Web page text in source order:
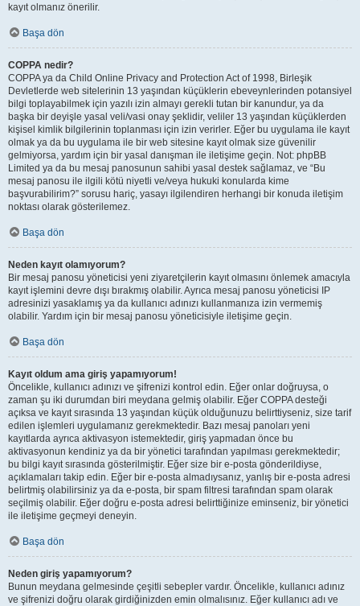
kayıt olmanız önerilir.
Başa dön
COPPA nedir?
COPPA ya da Child Online Privacy and Protection Act of 1998, Birleşik
Devletlerde web sitelerinin 13 yaşından küçüklerin ebeveynlerinden potansiyel
bilgi toplayabilmek için yazılı izin almayı gerekli tutan bir kanundur, ya da
başka bir deyişle yasal veli/vasi onay şeklidir, veliler 13 yaşından küçüklerden
kişisel kimlik bilgilerinin toplanması için izin verirler. Eğer bu uygulama ile kayıt
olmak ya da bu uygulama ile bir web sitesine kayıt olmak size güvenilir
gelmiyorsa, yardım için bir yasal danışman ile iletişime geçin. Not: phpBB
Limited ya da bu mesaj panosunun sahibi yasal destek sağlamaz, ve “Bu
mesaj panosu ile ilgili kötü niyetli ve/veya hukuki konularda kime
başvurabilirim?” sorusu hariç, yasayı ilgilendiren herhangi bir konuda iletişim
noktası olarak gösterilemez.
Başa dön
Neden kayıt olamıyorum?
Bir mesaj panosu yöneticisi yeni ziyaretçilerin kayıt olmasını önlemek amacıyla
kayıt işlemini devre dışı bırakmış olabilir. Ayrıca mesaj panosu yöneticisi IP
adresinizi yasaklamış ya da kullanıcı adınızı kullanmanıza izin vermemiş
olabilir. Yardım için bir mesaj panosu yöneticisiyle iletişime geçin.
Başa dön
Kayıt oldum ama giriş yapamıyorum!
Öncelikle, kullanıcı adınızı ve şifrenizi kontrol edin. Eğer onlar doğruysa, o
zaman şu iki durumdan biri meydana gelmiş olabilir. Eğer COPPA desteği
açıksa ve kayıt sırasında 13 yaşından küçük olduğunuzu belirttiyseniz, size tarif
edilen işlemleri uygulamanız gerekmektedir. Bazı mesaj panoları yeni
kayıtlarda ayrıca aktivasyon istemektedir, giriş yapmadan önce bu
aktivasyonun kendiniz ya da bir yönetici tarafından yapılması gerekmektedir;
bu bilgi kayıt sırasında gösterilmiştir. Eğer size bir e-posta gönderildiyse,
açıklamaları takip edin. Eğer bir e-posta almadıysanız, yanlış bir e-posta adresi
belirtmiş olabilirsiniz ya da e-posta, bir spam filtresi tarafından spam olarak
seçilmiş olabilir. Eğer doğru e-posta adresi belirttiğinize eminseniz, bir yönetici
ile iletişime geçmeyi deneyin.
Başa dön
Neden giriş yapamıyorum?
Bunun meydana gelmesinde çeşitli sebepler vardır. Öncelikle, kullanıcı adınız
ve şifrenizi doğru olarak girdiğinizden emin olmalısınız. Eğer kullanıcı adı ve